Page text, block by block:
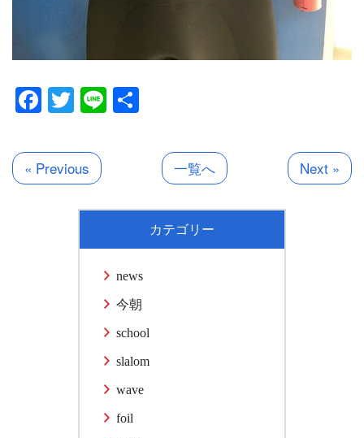
Facebook
Twitter
Line
« Previous 一覧へ Next »
カテゴリー
news
今朝
school
slalom
wave
foil